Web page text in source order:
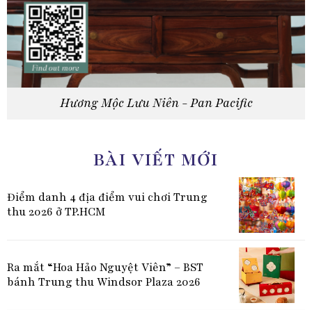
Hương Mộc Lưu Niên - Pan Pacific
BÀI VIẾT MỚI
Điểm danh 4 địa điểm vui chơi Trung
thu 2026 ở TP.HCM
Ra mắt “Hoa Hảo Nguyệt Viên” – BST
bánh Trung thu Windsor Plaza 2026